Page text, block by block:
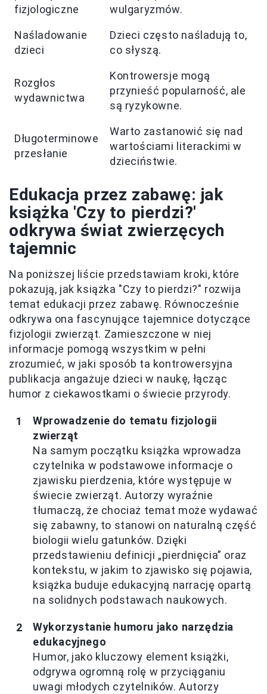
fizjologiczne
wulgaryzmów.
Naśladowanie
dzieci
Dzieci często naśladują to,
co słyszą.
Rozgłos
wydawnictwa
Kontrowersje mogą
przynieść popularność, ale
są ryzykowne.
Długoterminowe
przesłanie
Warto zastanowić się nad
wartościami literackimi w
dzieciństwie.
Edukacja przez zabawę: jak
książka 'Czy to pierdzi?'
odkrywa świat zwierzęcych
tajemnic
Na poniższej liście przedstawiam kroki, które
pokazują, jak książka "Czy to pierdzi?" rozwija
temat edukacji przez zabawę. Równocześnie
odkrywa ona fascynujące tajemnice dotyczące
fizjologii zwierząt. Zamieszczone w niej
informacje pomogą wszystkim w pełni
zrozumieć, w jaki sposób ta kontrowersyjna
publikacja angażuje dzieci w naukę, łącząc
humor z ciekawostkami o świecie przyrody.
Wprowadzenie do tematu fizjologii
zwierząt
Na samym początku książka wprowadza
czytelnika w podstawowe informacje o
zjawisku pierdzenia, które występuje w
świecie zwierząt. Autorzy wyraźnie
tłumaczą, że chociaż temat może wydawać
się zabawny, to stanowi on naturalną część
biologii wielu gatunków. Dzięki
przedstawieniu definicji „pierdnięcia” oraz
kontekstu, w jakim to zjawisko się pojawia,
książka buduje edukacyjną narrację opartą
na solidnych podstawach naukowych.
Wykorzystanie humoru jako narzędzia
edukacyjnego
Humor, jako kluczowy element książki,
odgrywa ogromną rolę w przyciąganiu
uwagi młodych czytelników. Autorzy